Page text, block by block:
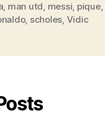
, man utd, messi, pique,
, scholes, Vidic